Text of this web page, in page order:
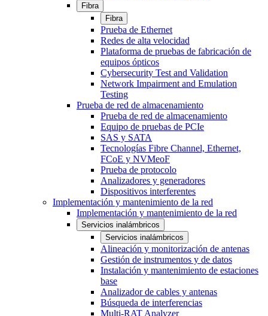
Fibra
Fibra
Prueba de Ethernet
Redes de alta velocidad
Plataforma de pruebas de fabricación de
equipos ópticos
Cybersecurity Test and Validation
Network Impairment and Emulation
Testing
Prueba de red de almacenamiento
Prueba de red de almacenamiento
Equipo de pruebas de PCIe
SAS y SATA
Tecnologías Fibre Channel, Ethernet,
FCoE y NVMeoF
Prueba de protocolo
Analizadores y generadores
Dispositivos interferentes
Implementación y mantenimiento de la red
Implementación y mantenimiento de la red
Servicios inalámbricos
Servicios inalámbricos
Alineación y monitorización de antenas
Gestión de instrumentos y de datos
Instalación y mantenimiento de estaciones
base
Analizador de cables y antenas
Búsqueda de interferencias
Multi-RAT Analyzer